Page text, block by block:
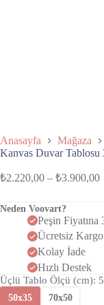
Anasayfa Mağaza
Kanvas Duvar
₺2.220,00 – ₺3.900,00
Neden Voovart?
Peşin Fiyatına
Ücretsiz Kargo
Kolay İade
Hızlı Destek
Üçlü Tablo Ölçü (cm):
50x35 70x50